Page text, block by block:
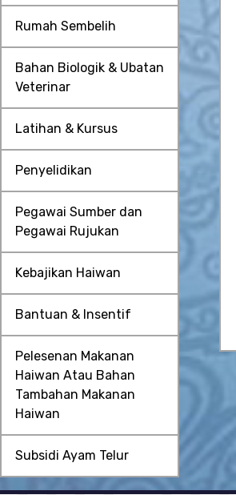
Rumah Sembelih
Bahan Biologik & Ubatan
Veterinar
Latihan & Kursus
Penyelidikan
Pegawai Sumber dan
Pegawai Rujukan
Kebajikan Haiwan
Bantuan & Insentif
Pelesenan Makanan
Haiwan Atau Bahan
Tambahan Makanan
Haiwan
Subsidi Ayam Telur